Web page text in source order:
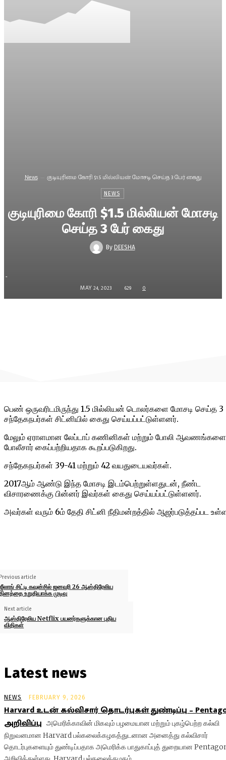
Community
Contact Us
News குடியுரிமை கோரி $1.5 மில்லியன் மோசடி செய்த 3 பேர் கைது
NEWS
குடியுரிமை கோரி $1.5 மில்லியன் மோசடி
செய்த 3 பேர் கைது
By DEESHA
-
MAY 24, 2023 629 0
பெண் ஒருவரிடமிருந்து 1.5 மில்லியன் டொலர்களை மோசடி செய்த 3
சந்தேகநபர்கள் சிட்னியில் கைது செய்யப்பட்டுள்ளனர்.
மேலும் ஏராளமான லேப்டாப் கணினிகள் மற்றும் போலி ஆவணங்களை
போலீசார் கைப்பற்றியதாக கூறப்படுகிறது.
சந்தேகநபர்கள் 39-41 மற்றும் 42 வயதுடையவர்கள்.
2017ஆம் ஆண்டு இந்த மோசடி இடம்பெற்றுள்ளதுடன், நீண்ட
விசாரணைக்கு பின்னர் இவர்கள் கைது செய்யப்பட்டுள்ளனர்.
அவர்கள் வரும் 6ம் தேதி சிட்னி நீதிமன்றத்தில் ஆஜர்படுத்தப்பட
article
சிட்டி கவுன்சில் ஜனவரி 26 ஆஸ்திரேலிய
உறுதியாக்க முடிவு
Next article
ஆஸ்திரேலிய Netflix பயனர்களுக்கான புதிய
விதிகள்
Latest news
NEWS FEBRUARY 9, 2026
Harvard உடன் கல்விசார் தொடர்புகள் துண்டிப்பு –
அறிவிப்பு அமெரிக்காவின் மிகவும் பழமையான மற்றும் புகழ்பெற்ற கல்வி
நிறுவனமான Harvard பல்கலைக்கழகத்துடனான அனைத்து கல்விசார்
தொடர்புகளையும் துண்டிப்பதாக அமெரிக்க பாதுகாப்புத் துறையான